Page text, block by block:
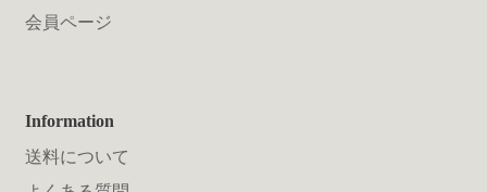
会員ページ
Information
送料について